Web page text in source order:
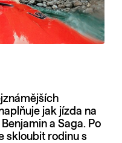
jak jízda na
a Saga. Po
skloubit rodinu s